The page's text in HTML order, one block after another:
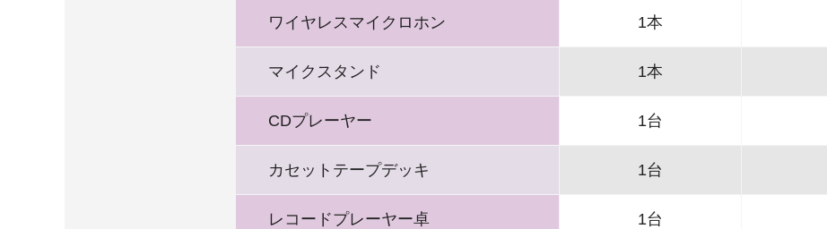
ワイヤレスマイクロホン 1本
マイクスタンド 1本
CDプレーヤー 1台
カセットテープデッキ 1台
レコードプレーヤー卓 1台